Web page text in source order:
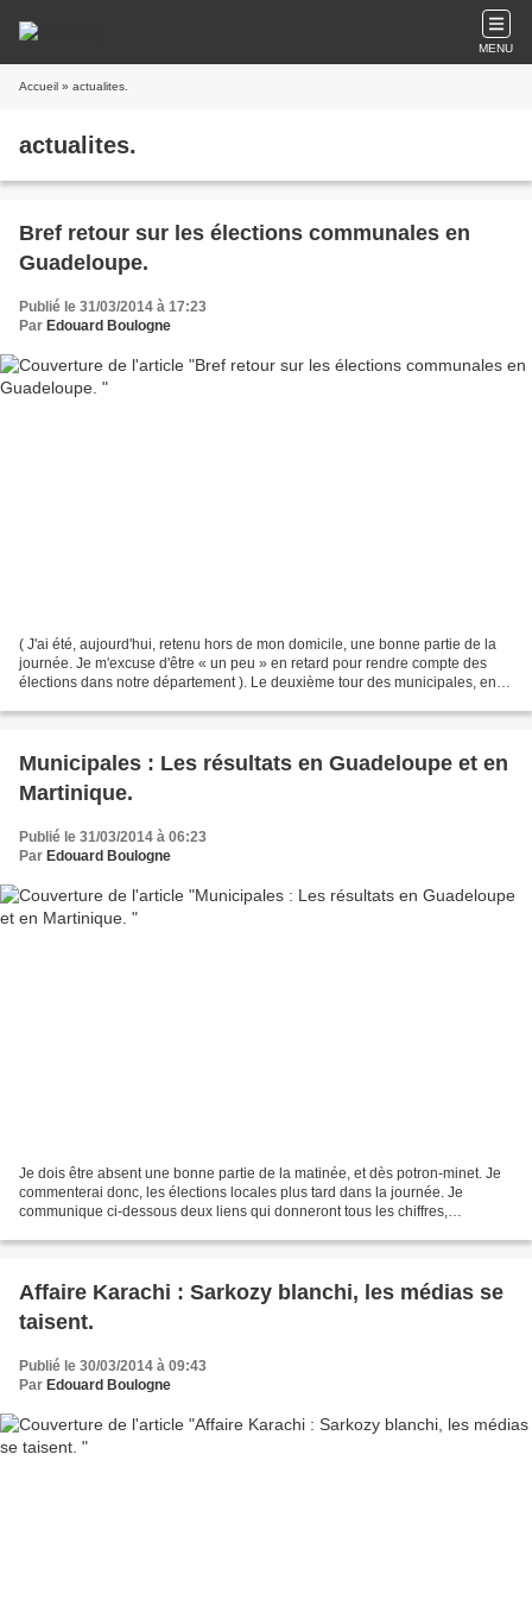
MENU
Accueil » actualites.
actualites.
Bref retour sur les élections communales en
Guadeloupe.
Publié le 31/03/2014 à 17:23
Par Edouard Boulogne
( J'ai été, aujourd'hui, retenu hors de mon domicile, une bonne partie de la
journée. Je m'excuse d'être « un peu » en retard pour rendre compte des
élections dans notre département ). Le deuxième tour des municipales, en
Municipales : Les résultats en Guadeloupe et en
Martinique.
Publié le 31/03/2014 à 06:23
Par Edouard Boulogne
Je dois être absent une bonne partie de la matinée, et dès potron-minet. Je
commenterai donc, les élections locales plus tard dans la journée. Je
communique ci-dessous deux liens qui donneront tous les chiffres,
Affaire Karachi : Sarkozy blanchi, les médias se
taisent.
Publié le 30/03/2014 à 09:43
Par Edouard Boulogne